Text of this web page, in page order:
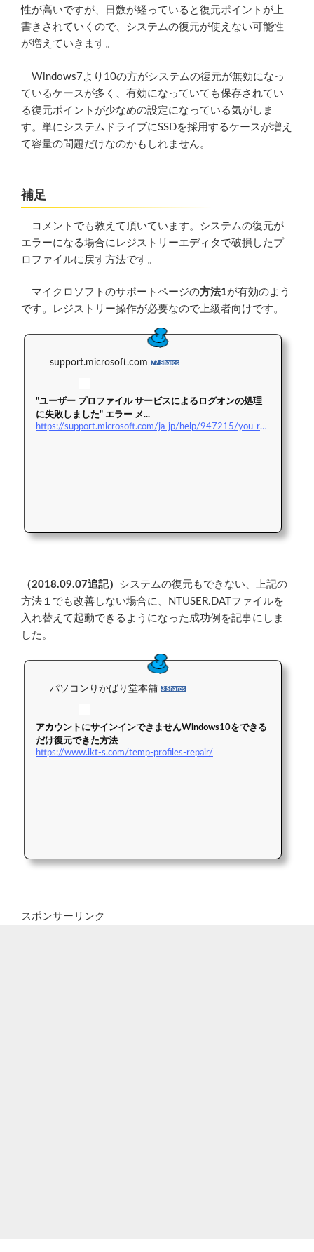
性が高いですが、日数が経っていると復元ポイントが上
書きされていくので、システムの復元が使えない可能性
が増えていきます。
Windows7より10の方がシステムの復元が無効になっ
ているケースが多く、有効になっていても保存されてい
る復元ポイントが少なめの設定になっている気がしま
す。単にシステムドライブにSSDを採用するケースが増え
て容量の問題だけなのかもしれません。
補足
コメントでも教えて頂いています。システムの復元が
エラーになる場合にレジストリーエディタで破損したプ
ロファイルに戻す方法です。
マイクロソフトのサポートページの方法1が有効のよう
です。レジストリー操作が必要なので上級者向けです。
support.microsoft.com 77 Shares
"ユーザー プロファイル サービスによるログオンの処理
に失敗しました" エラー メ...
https://support.microsoft.com/ja-jp/help/947215/you-receive-a-the-user-profile-service-failed-the-logon-error-message
（2018.09.07追記） システムの復元もできない、上記の
方法１でも改善しない場合に、NTUSER.DATファイルを
入れ替えて起動できるようになった成功例を記事にしま
した。
パソコンりかばり堂本舗 3 Shares
アカウントにサインインできませんWindows10をできる
だけ復元できた方法
https://www.ikt-s.com/temp-profiles-repair/
スポンサーリンク